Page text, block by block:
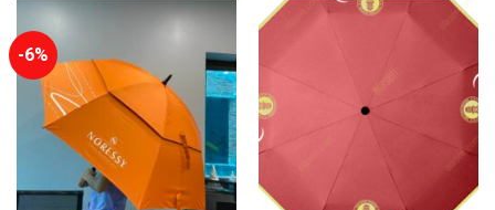
-6%